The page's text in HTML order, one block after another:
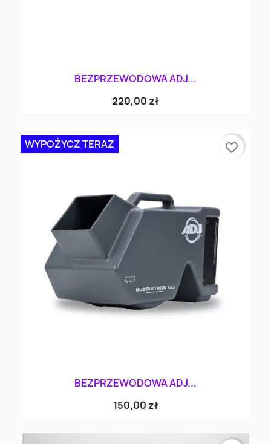
BEZPRZEWODOWA ADJ...
220,00 zł
BEZPRZEWODOWA ADJ...
150,00 zł
WYPOŻYCZ TERAZ favorite_border